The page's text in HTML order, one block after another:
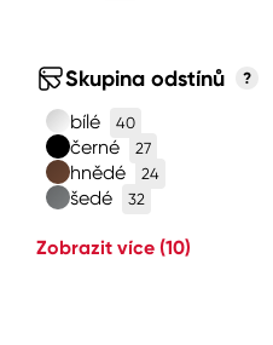
Skupina odstínů ?
bílé 40
černé 27
hnědé 24
šedé 32
Zobrazit více (10)